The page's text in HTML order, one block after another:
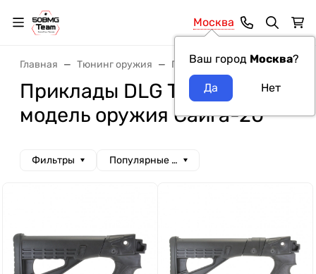
Москва
Ваш город Москва?
Главная Тюнинг оружия Приклады Приклады DLG
Приклады DLG Tactical
модель оружия Сайга-20
Фильтры Популярные сначала